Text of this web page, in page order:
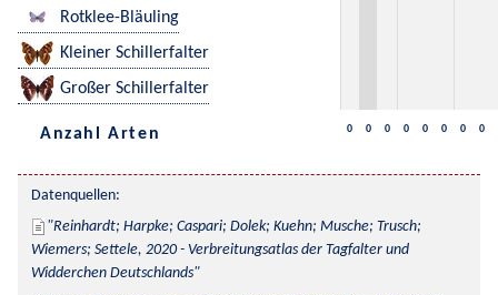
Rotklee-Bläuling
Kleiner Schillerfalter
Großer Schillerfalter
Anzahl Arten 0 0 0 0 0 0 0 0
Datenquellen:
Reinhardt; Harpke; Caspari; Dolek; Kuehn; Musche; Trusch;
Wiemers; Settele, 2020 - Verbreitungsatlas der Tagfalter und
Widderchen Deutschlands